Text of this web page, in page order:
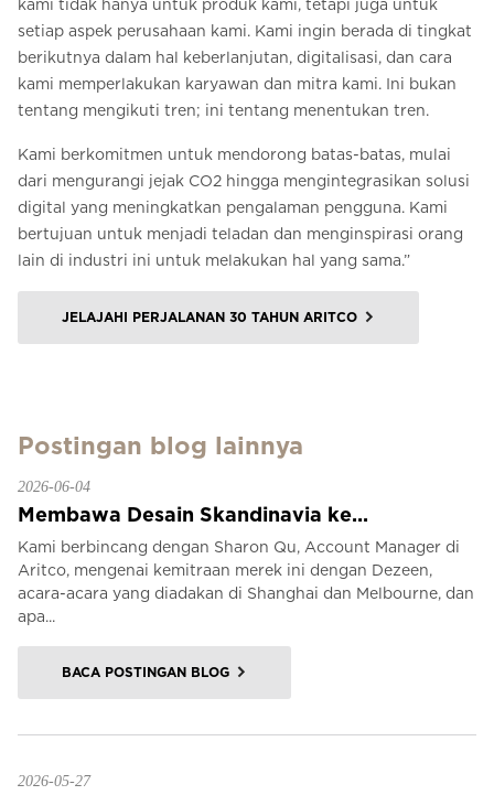
kami tidak hanya untuk produk kami, tetapi juga untuk
setiap aspek perusahaan kami. Kami ingin berada di tingkat
berikutnya dalam hal keberlanjutan, digitalisasi, dan cara
kami memperlakukan karyawan dan mitra kami. Ini bukan
tentang mengikuti tren; ini tentang menentukan tren.
Kami berkomitmen untuk mendorong batas-batas, mulai
dari mengurangi jejak CO2 hingga mengintegrasikan solusi
digital yang meningkatkan pengalaman pengguna. Kami
bertujuan untuk menjadi teladan dan menginspirasi orang
lain di industri ini untuk melakukan hal yang sama.”
JELAJAHI PERJALANAN 30 TAHUN ARITCO
Postingan blog lainnya
2026-06-04
Membawa Desain Skandinavia ke...
Kami berbincang dengan Sharon Qu, Account Manager di
Aritco, mengenai kemitraan merek ini dengan Dezeen,
acara-acara yang diadakan di Shanghai dan Melbourne, dan
apa...
BACA POSTINGAN BLOG
2026-05-27